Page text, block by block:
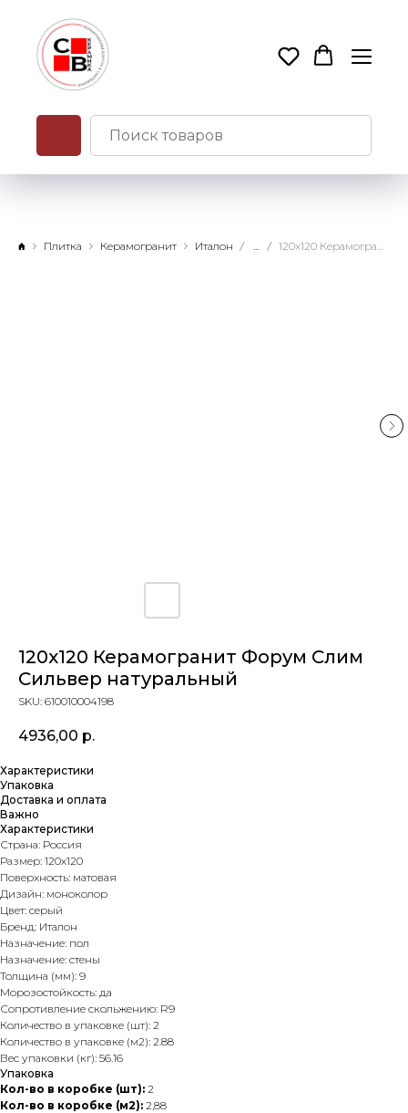
Плитка Керамогранит Италон
120x120 Керамогранит Форум Слим
Сильвер натуральный
SKU: 610010004198
4936,00 р.
Характеристики
Упаковка
Доставка и оплата
Важно
Характеристики
Страна: Россия
Размер: 120х120
Поверхность: матовая
Дизайн: моноколор
Цвет: серый
Бренд: Италон
Назначение: пол
Назначение: стены
Толщина (мм): 9
Морозостойкость: да
Сопротивление скольжению: R9
Количество в упаковке (шт): 2
Количество в упаковке (м2): 2.88
Вес упаковки (кг): 56.16
Упаковка
Кол-во в коробке (шт): 2
Кол-во в коробке (м2): 2,88